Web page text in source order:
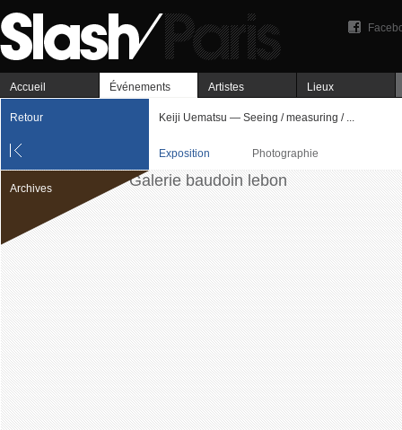
Accueil Événements Artistes Lieux
Retour Keiji Uematsu — Seeing / measuring / ...
Exposition Photographie
Archives